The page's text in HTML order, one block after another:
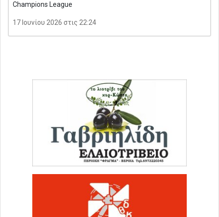
Champions League
17 Ιουνίου 2026 στις 22:24